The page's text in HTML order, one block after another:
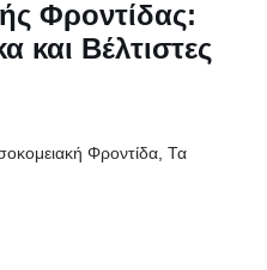
Φροντίδας:
και Βέλτιστες
Φροντίδα, Τα